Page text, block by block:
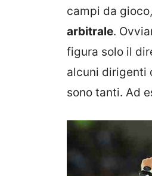
campi da
arbitrale.
figura solo il
alcuni dirigenti
sono tanti. Ad